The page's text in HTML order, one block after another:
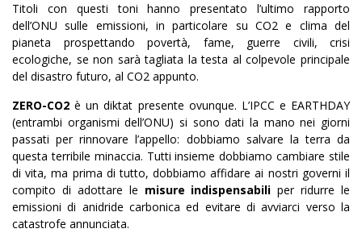
Titoli con questi toni hanno presentato l’ultimo rapporto
dell’ONU sulle emissioni, in particolare su CO2 e clima del
pianeta prospettando povertà, fame, guerre civili, crisi
ecologiche, se non sarà tagliata la testa al colpevole principale
del disastro futuro, al CO2 appunto.
ZERO-CO2 è un diktat presente ovunque. L’IPCC e EARTHDAY
(entrambi organismi dell’ONU) si sono dati la mano nei giorni
passati per rinnovare l’appello: dobbiamo salvare la terra da
questa terribile minaccia. Tutti insieme dobbiamo cambiare stile
di vita, ma prima di tutto, dobbiamo affidare ai nostri governi il
compito di adottare le misure indispensabiliper ridurre le
emissioni di anidride carbonica ed evitare di avviarci verso la
catastrofe annunciata.